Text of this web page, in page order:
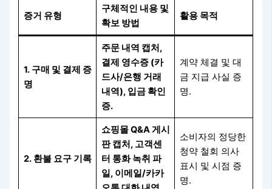
증거 유형
구체적인 내용 및
확보 방법
활용 목적
1. 구매 및 결제 증
명
주문 내역 캡처,
결제 영수증 (카
드사/은행 거래
내역), 입금 확인
증.
계약 체결 및 대
금 지급 사실 증
명.
2. 환불 요구 기록
쇼핑몰 Q&A 게시
판 캡처, 고객센
터 통화 녹취 파
일, 이메일/카카
소비자의 정당한
청약 철회 의사
표시 및 시점 증
명.